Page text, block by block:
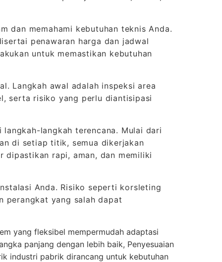
dan memahami kebutuhan teknis Anda.
penawaran harga dan jadwal
untuk memastikan kebutuhan
Langkah awal adalah inspeksi area
serta risiko yang perlu diantisipasi
langkah terencana. Mulai dari
di setiap titik, semua dikerjakan
dipastikan rapi, aman, dan memiliki
Anda. Risiko seperti korsleting
perangkat yang salah dapat
yang fleksibel mempermudah adaptasi
panjang dengan lebih baik, Penyesuaian
industri pabrik dirancang untuk kebutuhan